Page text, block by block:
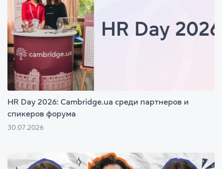
HR Day 2026: Cambridge.ua среди партнеров и
спикеров форума
30.07.2026